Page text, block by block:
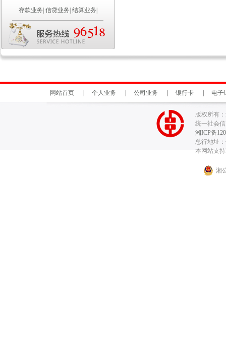
存款业务 信贷业务 结算业务
网站首页 个人业务 公司业务 银行卡 电子
版权所有
统一社会信
湘ICP备
总行地址
本网站支
湘